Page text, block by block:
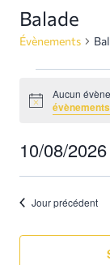
Balade
Évènements
10
Notice
Aucun
10/08/2026
Sélectionnez
uneJour précédent